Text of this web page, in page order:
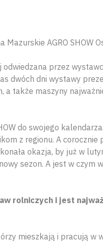
AGRO SHOW
odwiedzana przez
dwóch dni wystawy
a także maszyny
do swojego
z regionu. A corocznie
okazja, by już w
sezon. A jest w czym
rolniczych i jest
mieszkają i pracują w